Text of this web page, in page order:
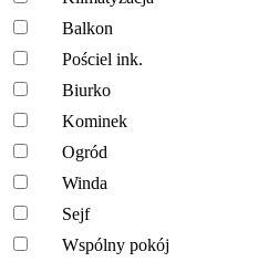
Balkon
Pościel ink.
Biurko
Kominek
Ogród
Winda
Sejf
Wspólny pokój